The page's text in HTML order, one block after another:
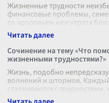
Жизненные трудности
финансовые проблемы,
со здоровьем или утрата
сложных моментов человек
Сочинение на тему «Что
жизненными трудностями?»
Жизнь, подобно
волнений и штормов.
сталкивается с
стойкость и выносливость.